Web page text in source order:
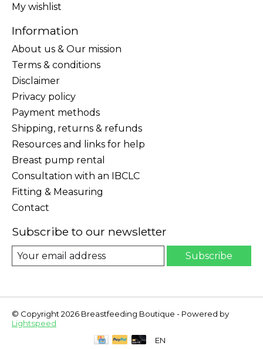
My wishlist
Information
About us & Our mission
Terms & conditions
Disclaimer
Privacy policy
Payment methods
Shipping, returns & refunds
Resources and links for help
Breast pump rental
Consultation with an IBCLC
Fitting & Measuring
Contact
Subscribe to our newsletter
Subscribe
© Copyright 2026 Breastfeeding Boutique - Powered by
Lightspeed
EN